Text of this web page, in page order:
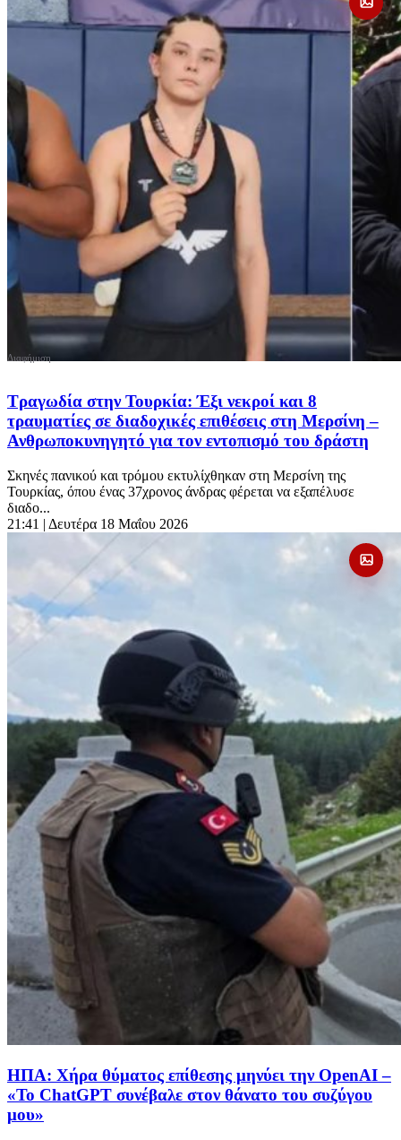
Τραγωδία στην Τουρκία: Έξι νεκροί και 8
τραυματίες σε διαδοχικές επιθέσεις στη Μερσίνη –
Ανθρωποκυνηγητό για τον εντοπισμό του δράστη
Σκηνές πανικού και τρόμου εκτυλίχθηκαν στη Μερσίνη της
Τουρκίας, όπου ένας 37χρονος άνδρας φέρεται να εξαπέλυσε
διαδο...
21:41 | Δευτέρα 18 Μαΐου 2026
ΗΠΑ: Χήρα θύματος επίθεσης μηνύει την OpenAI –
«Το ChatGPT συνέβαλε στον θάνατο του συζύγου
μου»